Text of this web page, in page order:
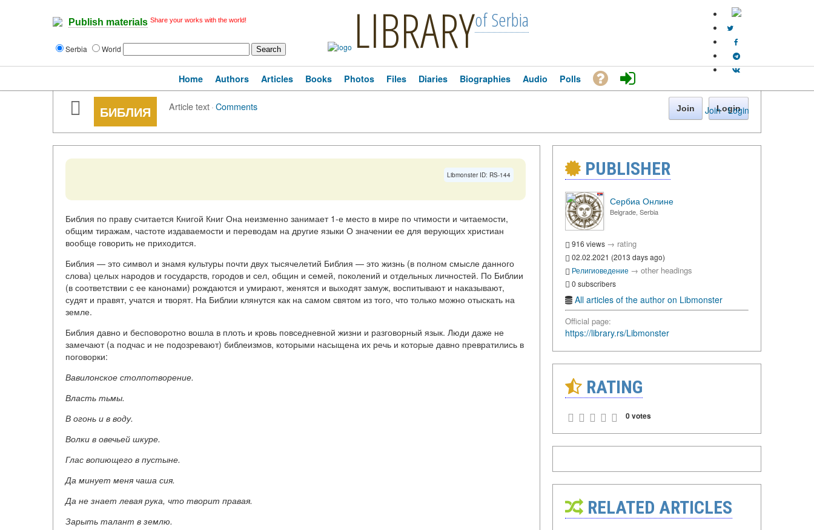
Publish materials Share your works with the world!
Serbia World LIBRARYof Serbia
Join · Login
Home Authors Articles Books Photos Files Diaries Biographies Audio Polls
БИБЛИЯ Article text·Comments Join Login
Libmonster ID: RS-144
Библия по праву считается Книгой Книг Она неизменно занимает 1-е место в мире по чтимости и читаемости,
общим тиражам, частоте издаваемости и переводам на другие языки О значении ее для верующих христиан
вообще говорить не приходится.
Библия — это символ и знамя культуры почти двух тысячелетий Библия — это жизнь (в полном смысле данного
слова) целых народов и государств, городов и сел, общин и семей, поколений и отдельных личностей. По Библии
(в соответствии с ее канонами) рождаются и умирают, женятся и выходят замуж, воспитывают и наказывают,
судят и правят, учатся и творят. На Библии клянутся как на самом святом из того, что только можно отыскать на
земле.
Библия давно и бесповоротно вошла в плоть и кровь повседневной жизни и разговорный язык. Люди даже не
замечают (а подчас и не подозревают) библеизмов, которыми насыщена их речь и которые давно превратились в
поговорки:
Вавилонское столпотворение.
Власть тьмы.
В огонь и в воду.
Волки в овечьей шкуре.
Глас вопиющего в пустыне.
Да минует меня чаша сия.
Да не знает левая рука, что творит правая.
Зарыть талант в землю.
PUBLISHER
Сербиа Онлине
Belgrade, Serbia
916 views → rating
02.02.2021 (2013 days ago)
Религиоведение → other headings
0 subscribers
All articles of the author on Libmonster
Official page:
https://library.rs/Libmonster
RATING
0 votes
RELATED ARTICLES